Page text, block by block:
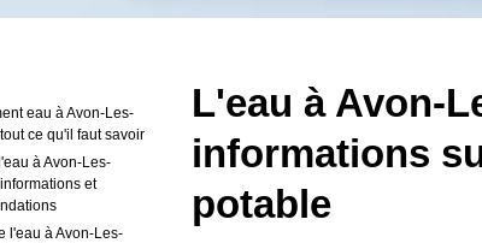
eau à Avon-Les-
ce qu'il faut savoir
à Avon-Les-
et
l'eau à Avon-Les-
L'eau à Avon-
informations
potable